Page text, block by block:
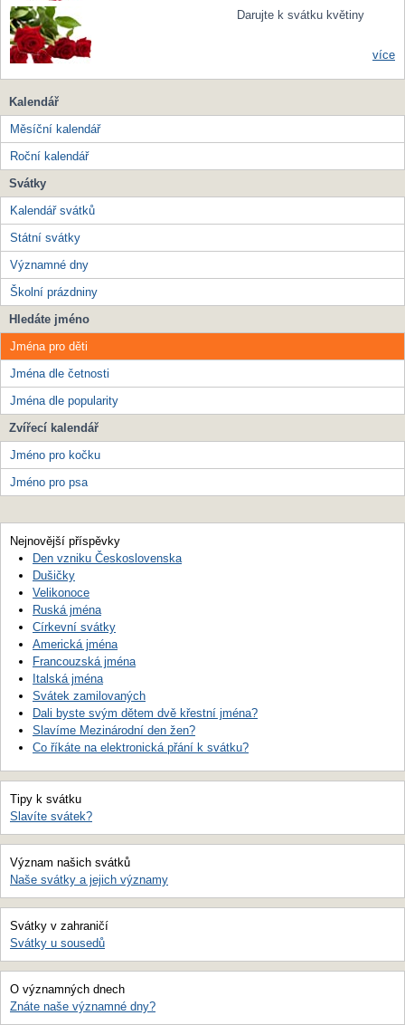
Darujte k svátku květiny
více
Kalendář
Měsíční kalendář
Roční kalendář
Svátky
Kalendář svátků
Státní svátky
Významné dny
Školní prázdniny
Hledáte jméno
Jména pro děti
Jména dle četnosti
Jména dle popularity
Zvířecí kalendář
Jméno pro kočku
Jméno pro psa
Nejnovější příspěvky
Den vzniku Československa
Dušičky
Velikonoce
Ruská jména
Církevní svátky
Americká jména
Francouzská jména
Italská jména
Svátek zamilovaných
Dali byste svým dětem dvě křestní jména?
Slavíme Mezinárodní den žen?
Co říkáte na elektronická přání k svátku?
Tipy k svátku
Slavíte svátek?
Význam našich svátků
Naše svátky a jejich významy
Svátky v zahraničí
Svátky u sousedů
O významných dnech
Znáte naše významné dny?